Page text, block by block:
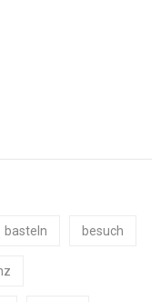
basteln besuch